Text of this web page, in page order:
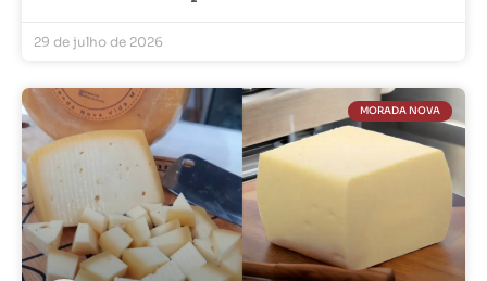
29 de julho de 2026
MORADA NOVA